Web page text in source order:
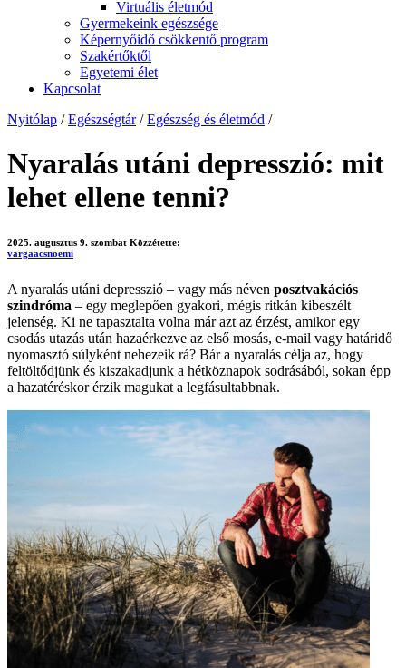
Virtuális életmód
Gyermekeink egészsége
Képernyőidő csökkentő program
Szakértőktől
Egyetemi élet
Kapcsolat
Nyitólap / Egészségtár / Egészség és életmód /
Nyaralás utáni depresszió: mit
lehet ellene tenni?
2025. augusztus 9. szombat Közzétette:
vargaacsnoemi
A nyaralás utáni depresszió – vagy más néven posztvakációs
szindróma – egy meglepően gyakori, mégis ritkán kibeszélt
jelenség. Ki ne tapasztalta volna már azt az érzést, amikor egy
csodás utazás után hazaérkezve az első mosás, e-mail vagy határidő
nyomasztó súlyként nehezeik rá? Bár a nyaralás célja az, hogy
feltöltődjünk és kiszakadjunk a hétköznapok sodrásából, sokan épp
a hazatéréskor érzik magukat a legfásultabbnak.